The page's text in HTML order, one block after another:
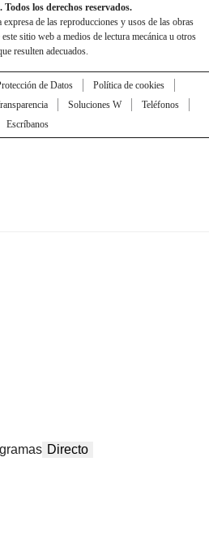
los derechos reservados.
de las reproducciones y usos de las obras
sitio web a medios de lectura mecánica u otros
resulten adecuados.
de Datos
Política de cookies
Soluciones W
Teléfonos
Escríbanos
Directo